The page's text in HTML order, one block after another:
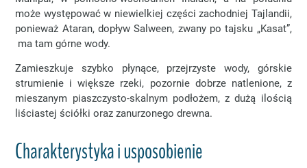
może występować w niewielkiej części zachodniej Tajlandii,
ponieważ Ataran, dopływ Salween, zwany po tajsku „Kasat”,
ma tam górne wody.
Zamieszkuje szybko płynące, przejrzyste wody, górskie
strumienie i większe rzeki, pozornie dobrze natlenione, z
mieszanym piaszczysto-skalnym podłożem, z dużą ilością
liściastej ściółki oraz zanurzonego drewna.
Charakterystyka i usposobienie